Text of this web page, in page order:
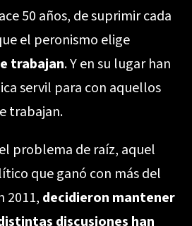
50 años, de suprimir cada
el peronismo elige
trabajan. Y en su lugar han
servil para con aquellos
trabajan.
problema de raíz, aquel
que ganó con más del
2011, decidieron mantener
discusiones han